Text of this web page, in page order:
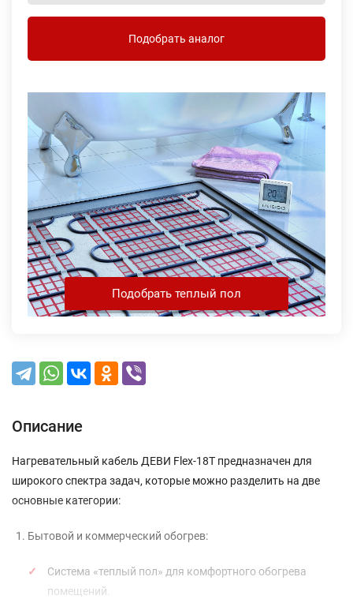
Подобрать аналог
Подобрать теплый пол
Описание
Нагревательный кабель ДЕВИ Flex-18T предназначен для
широкого спектра задач, которые можно разделить на две
основные категории:
Бытовой и коммерческий обогрев:
Система «теплый пол» для комфортного обогрева
помещений.